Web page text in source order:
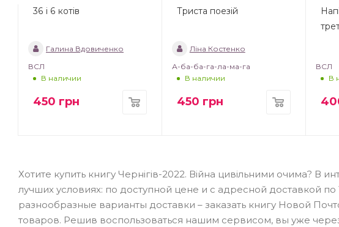
36 і 6 котів
Галина Вдовиченко
ВСЛ
В наличии
450 грн
Триста поезій
Ліна Костенко
А-ба-ба-га-ла-ма-га
В наличии
450 грн
ВСЛ
В
Хотите купить книгу Чернігів-2022. Війна цивільними очима? В
лучших условиях: по доступной цене и с адресной доставкой
разнообразные варианты доставки – заказать книгу Новой
товаров. Решив воспользоваться нашим сервисом, вы уже